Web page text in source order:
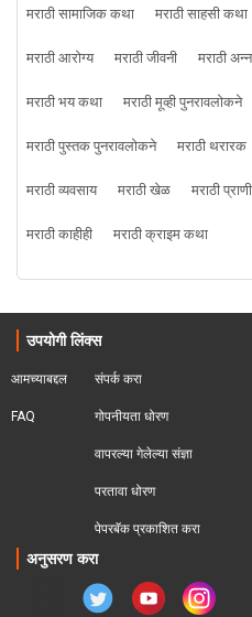
मराठी सामाजिक कथा
मराठी साहसी कथा
मराठी आरोग्य
मराठी जीवनी मराठी
मराठी भय कथा
मराठी मूव्ही पुनरावलोकने
मराठी पुस्तक पुनरावलोकने
मराठी थरारक
मराठी व्यवसाय
मराठी खेळ मराठी प्राणी
मराठी काहीही
मराठी क्राइम कथा
उपयोगी लिंक्स
आमच्याबद्दल
FAQ
संपर्क करा
गोपनीयता धोरण
वापरल्या गेलेल्या संज्ञा
परतावा धोरण
पेपरबॅक प्रकाशित करा
अनुसरण करा